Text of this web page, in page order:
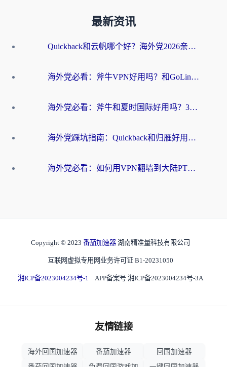
最新资讯
Quickback和云帆哪个好？海外党2026亲测指南：选对加速器大陆工具，无缝刷国内剧玩国服
海外党必看：斧牛VPN好用吗？和GoLinkVPN对比哪个回国效果更好？
海外党必看：斧牛和夏时国际好用吗？3步选对回国加速器，无缝刷国内资源
海外党踩坑指南：Quickback和归雁好用吗？选对加速器才能无缝刷国内资源
海外党必看：如何用VPN翻墙到大陆PTT？一篇解决你所有回国加速痛点
Copyright © 2023 番茄加速器 湖南精准量科技有限公司
互联网虚拟专用网业务许可证 B1-20231050
湘ICP备2023004234号-1 APP备案号 湘ICP备2023004234号-3A
友情链接
海外回国加速器 番茄加速器
回国加速器